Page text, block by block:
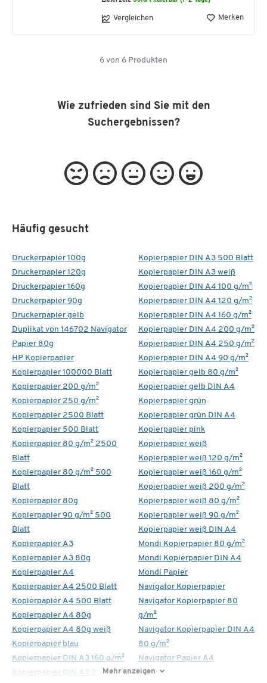
Vergleichen Merken
6 von 6 Produkten
Wie zufrieden sind Sie mit den
Suchergebnissen?
Häufig gesucht
Druckerpapier 100g
Druckerpapier 120g
Druckerpapier 160g
Druckerpapier 90g
Druckerpapier gelb
Duplikat von 146702 Navigator
Papier 80g
HP Kopierpapier
Kopierpapier 100000 Blatt
Kopierpapier 200 g/m²
Kopierpapier 250 g/m²
Kopierpapier 2500 Blatt
Kopierpapier 500 Blatt
Kopierpapier 80 g/m² 2500
Blatt
Kopierpapier 80 g/m² 500
Blatt
Kopierpapier 80g
Kopierpapier 90 g/m² 500
Blatt
Kopierpapier A3
Kopierpapier A3 80g
Kopierpapier A4
Kopierpapier A4 2500 Blatt
Kopierpapier A4 500 Blatt
Kopierpapier A4 80g
Kopierpapier A4 80g weiß
Kopierpapier blau
Kopierpapier DIN A3 160 g/m²
Kopierpapier DIN A3 250 g/m²
Kopierpapier DIN A3 500 Blatt
Kopierpapier DIN A3 weiß
Kopierpapier DIN A4 100 g/m²
Kopierpapier DIN A4 120 g/m²
Kopierpapier DIN A4 160 g/m²
Kopierpapier DIN A4 200 g/m²
Kopierpapier DIN A4 250 g/m²
Kopierpapier DIN A4 90 g/m²
Kopierpapier gelb 80 g/m²
Kopierpapier gelb DIN A4
Kopierpapier grün
Kopierpapier grün DIN A4
Kopierpapier pink
Kopierpapier weiß
Kopierpapier weiß 120 g/m²
Kopierpapier weiß 160 g/m²
Kopierpapier weiß 200 g/m²
Kopierpapier weiß 80 g/m²
Kopierpapier weiß 90 g/m²
Kopierpapier weiß DIN A4
Mondi Kopierpapier 80 g/m²
Mondi Kopierpapier DIN A4
Mondi Papier
Navigator Kopierpapier
Navigator Kopierpapier 80
g/m²
Navigator Kopierpapier DIN A4
80 g/m²
Navigator Papier A4
Mehr anzeigen